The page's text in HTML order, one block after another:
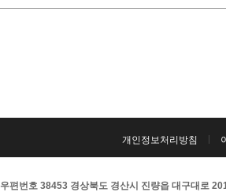
개인정보처리방침
우편번호 38453 경상북도 경산시 진량읍 대구대로